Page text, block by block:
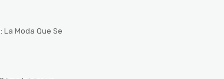
Moda Que Se